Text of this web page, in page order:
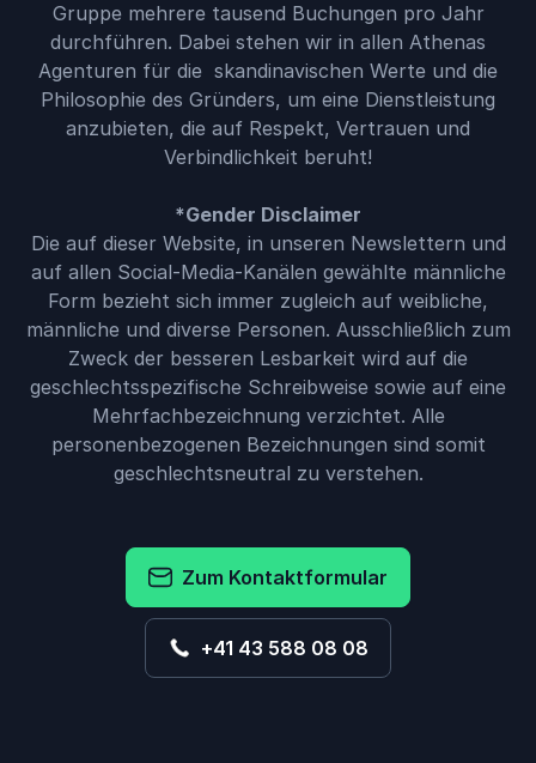
Gruppe mehrere tausend Buchungen pro Jahr
durchführen. Dabei stehen wir in allen Athenas
Agenturen für die skandinavischen Werte und die
Philosophie des Gründers, um eine Dienstleistung
anzubieten, die auf Respekt, Vertrauen und
Verbindlichkeit beruht!
*Gender Disclaimer
Die auf dieser Website, in unseren Newslettern und
auf allen Social-Media-Kanälen gewählte männliche
Form bezieht sich immer zugleich auf weibliche,
männliche und diverse Personen. Ausschließlich zum
Zweck der besseren Lesbarkeit wird auf die
geschlechtsspezifische Schreibweise sowie auf eine
Mehrfachbezeichnung verzichtet. Alle
personenbezogenen Bezeichnungen sind somit
geschlechtsneutral zu verstehen.
Zum Kontaktformular
+41 43 588 08 08